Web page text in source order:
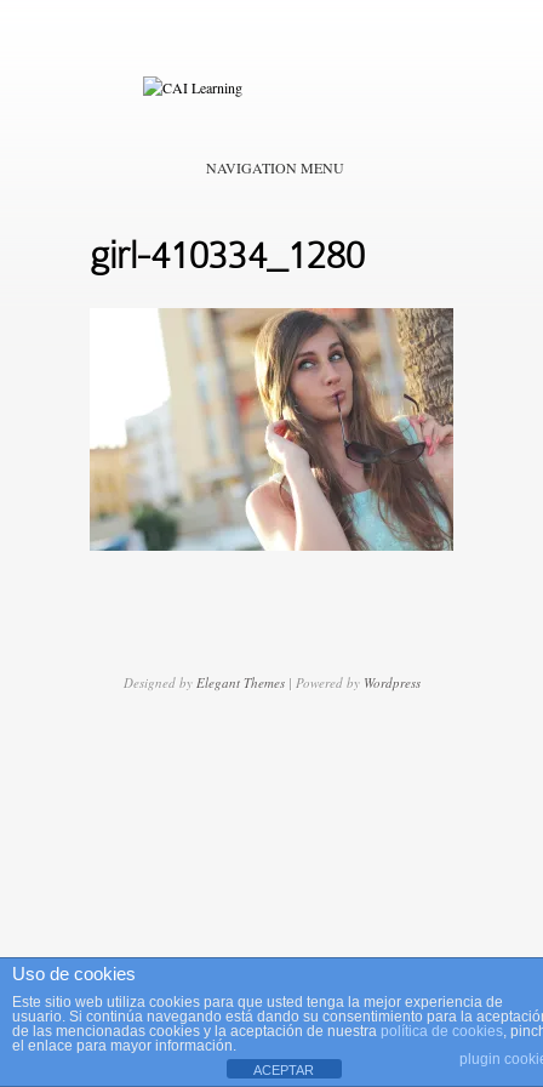
NAVIGATION MENU
girl-410334_1280
Designed by Elegant Themes| Powered by Wordpress
Uso de cookies
Este sitio web utiliza cookies para que usted tenga la mejor experiencia de
usuario. Si continúa navegando está dando su consentimiento para la
de las mencionadas cookies y la aceptación de nuestra política de cookies,
el enlace para mayor información.
plugin
ACEPTAR